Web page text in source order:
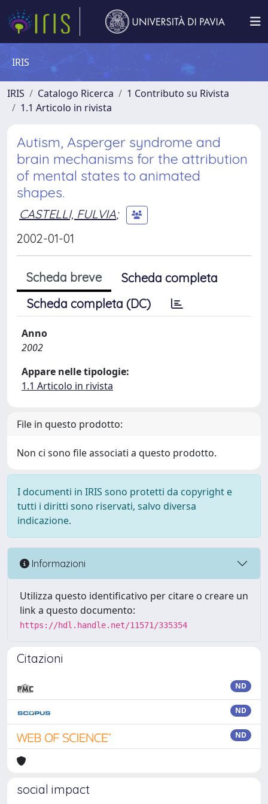
IRIS
IRIS Catalogo Ricerca
1 Contributo su Rivista
1.1 Articolo in rivista
Autism, Asperger syndrome and
brain mechanisms for the attribution
of mental states to animated
shapes.
CASTELLI, FULVIA;
2002-01-01
Scheda breve
Scheda completa
Scheda completa (DC)
Anno
2002
Appare nelle tipologie:
1.1 Articolo in rivista
File in questo prodotto:
Non ci sono file associati a questo prodotto.
I documenti in IRIS sono protetti da copyright e
tutti i diritti sono riservati, salvo diversa
indicazione.
Informazioni
Utilizza questo identificativo per citare o creare un
link a questo documento:
https://hdl.handle.net/11571/335354
Citazioni
ND
ND
ND
social impact